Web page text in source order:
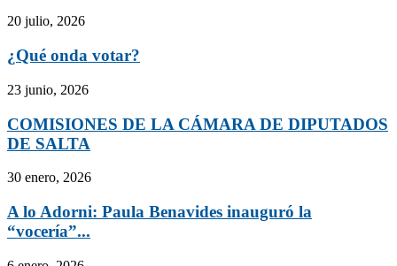
20 julio, 2026
¿Qué onda votar?
23 junio, 2026
COMISIONES DE LA CÁMARA DE DIPUTADOS
DE SALTA
30 enero, 2026
A lo Adorni: Paula Benavides inauguró la
“vocería”...